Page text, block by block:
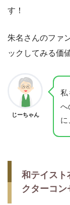
す！
朱名さんのファ
ックしてみる価
じーちゃん
私
へ
に
和テイスト
クターコン